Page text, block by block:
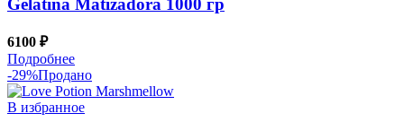
Gelatina Matizadora 1000 гр
6100 ₽
Подробнее
-29%Продано
В избранное